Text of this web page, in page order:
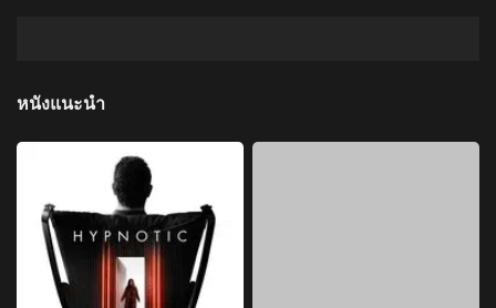
หนังแนะนำ